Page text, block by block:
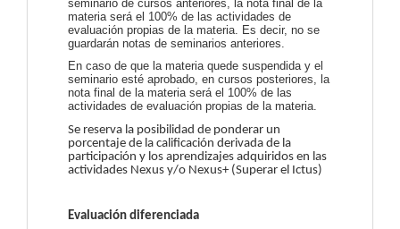
seminario de cursos anteriores, la nota final de la
materia será el 100% de las actividades de
evaluación propias de la materia. Es decir, no se
guardarán notas de seminarios anteriores.
En caso de que la materia quede suspendida y el
seminario esté aprobado, en cursos posteriores, la
nota final de la materia será el 100% de las
actividades de evaluación propias de la materia.
Se reserva la posibilidad de ponderar un
porcentaje de la calificación derivada de la
participación y los aprendizajes adquiridos en las
actividades Nexus y/o Nexus+ (Superar el Ictus)
Evaluación diferenciada